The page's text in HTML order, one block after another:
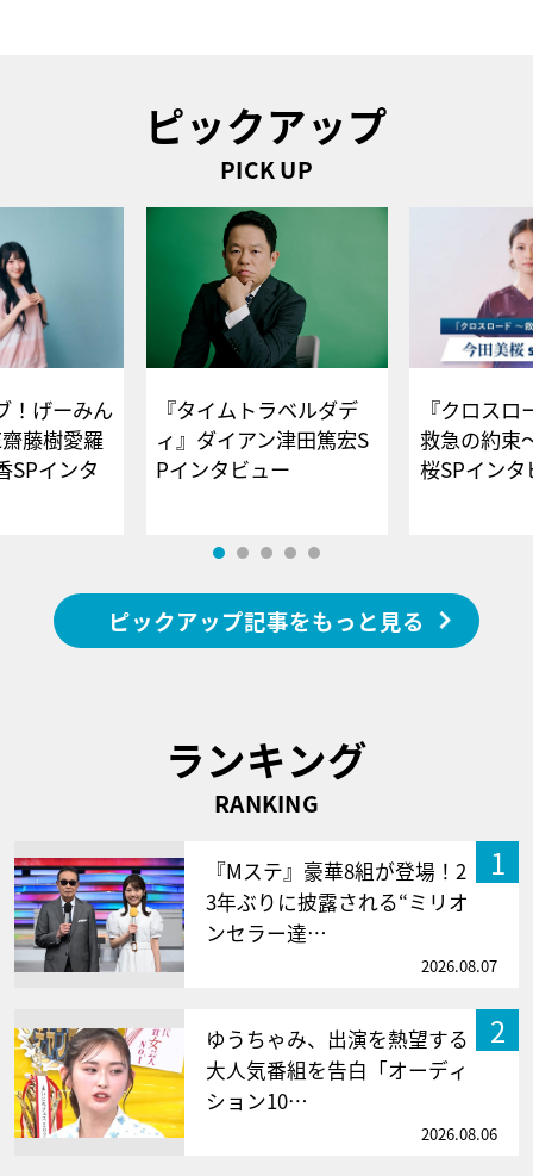
ピックアップ
PICK UP
！げーみん
藤樹愛羅
SPインタ
『タイムトラベルダデ
ィ』ダイアン津田篤宏S
Pインタビュー
『クロス
救急の約束
桜SPイ
ピックアップ記事をもっと見る
ランキング
RANKING
1
『Mステ』豪華8組が登場！2
3年ぶりに披露される“ミリオ
ンセラー達…
2026.08.07
2
ゆうちゃみ、出演を熱望する
大人気番組を告白「オーディ
ション10…
2026.08.06